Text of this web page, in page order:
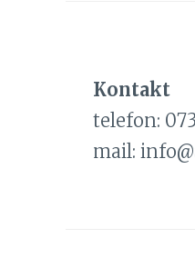
Kontakt
telefon:
mail: